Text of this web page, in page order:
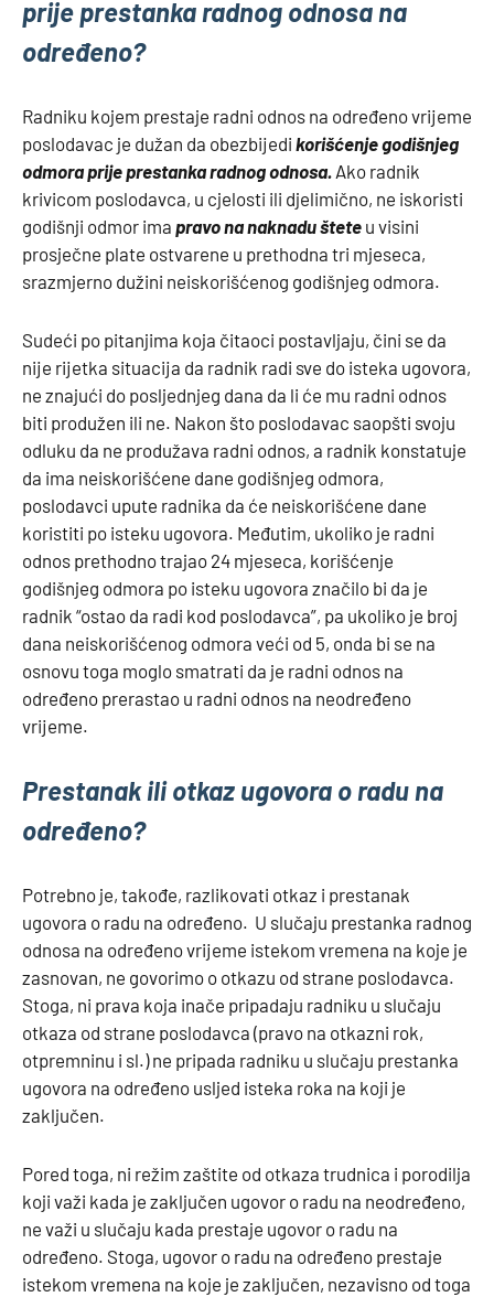
prije prestanka radnog odnosa na
određeno?
Radniku kojem prestaje radni odnos na određeno vrijeme
poslodavac je dužan da obezbijedi korišćenje godišnjeg
odmora prije prestanka radnog odnosa. Ako radnik
krivicom poslodavca, u cjelosti ili djelimično, ne iskoristi
godišnji odmor ima pravo na naknadu štete u visini
prosječne plate ostvarene u prethodna tri mjeseca,
srazmjerno dužini neiskorišćenog godišnjeg odmora.
Sudeći po pitanjima koja čitaoci postavljaju, čini se da
nije rijetka situacija da radnik radi sve do isteka ugovora,
ne znajući do posljednjeg dana da li će mu radni odnos
biti produžen ili ne. Nakon što poslodavac saopšti svoju
odluku da ne produžava radni odnos, a radnik konstatuje
da ima neiskorišćene dane godišnjeg odmora,
poslodavci upute radnika da će neiskorišćene dane
koristiti po isteku ugovora. Međutim, ukoliko je radni
odnos prethodno trajao 24 mjeseca, korišćenje
godišnjeg odmora po isteku ugovora značilo bi da je
radnik “ostao da radi kod poslodavca”, pa ukoliko je broj
dana neiskorišćenog odmora veći od 5, onda bi se na
osnovu toga moglo smatrati da je radni odnos na
određeno prerastao u radni odnos na neodređeno
vrijeme.
Prestanak ili otkaz ugovora o radu na
određeno?
Potrebno je, takođe, razlikovati otkaz i prestanak
ugovora o radu na određeno. U slučaju prestanka radnog
odnosa na određeno vrijeme istekom vremena na koje je
zasnovan, ne govorimo o otkazu od strane poslodavca.
Stoga, ni prava koja inače pripadaju radniku u slučaju
otkaza od strane poslodavca (pravo na otkazni rok,
otpremninu i sl.) ne pripada radniku u slučaju prestanka
ugovora na određeno usljed isteka roka na koji je
zaključen.
Pored toga, ni režim zaštite od otkaza trudnica i porodilja
koji važi kada je zaključen ugovor o radu na neodređeno,
ne važi u slučaju kada prestaje ugovor o radu na
određeno. Stoga, ugovor o radu na određeno prestaje
istekom vremena na koje je zaključen, nezavisno od toga